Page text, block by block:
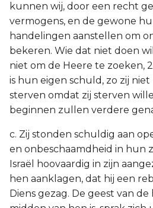
kunnen wij, door een recht
vermogens, en de gewone
handelingen aanstellen om
bekeren. Wie dat niet doen
niet om de Heere te zoeken,
is hun eigen schuld, zo zij
sterven omdat zij sterven
beginnen zullen verdere
c. Zij stonden schuldig aan
en onbeschaamdheid in hun
Israël hoovaardig in zijn
hen aanklagen, dat hij een
Diens gezag. De geest van